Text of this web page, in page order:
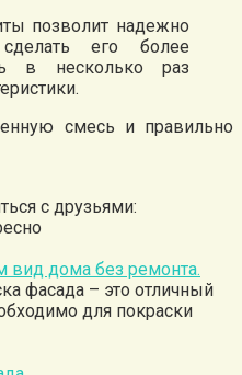
позволит надежно
его более
в несколько раз
смесь и правильно
с друзьями:
вид дома без ремонта.
фасада – это отличный
для покраски